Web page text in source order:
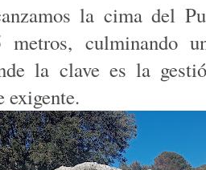
la cima del
metros, culminando
la clave es la
exigente.